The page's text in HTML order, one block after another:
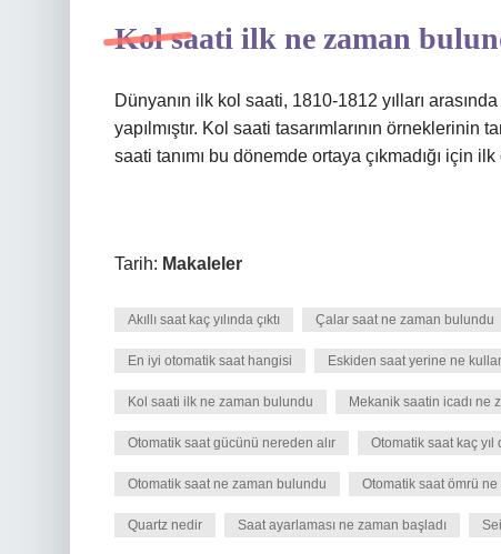
Kol saati ilk ne zaman
Dünyanın ilk kol saati, 1810-1812 yılları
yapılmıştır. Kol saati tasarımlarının örneklerinin
saati tanımı bu dönemde ortaya çıkmadığı için
Tarih: Makaleler
Akıllı saat kaç yılında çıktı Çalar saat ne zaman bulundu
En iyi otomatik saat hangisi Eskiden saat yerine ne
Kol saati ilk ne zaman bulundu Mekanik saatin icadı ne
Otomatik saat gücünü nereden alır Otomatik saat kaç yıl
Otomatik saat ne zaman bulundu Otomatik saat ömrü ne
Quartz nedir Saat ayarlaması ne zaman başladı